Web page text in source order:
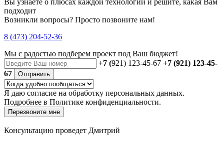
Вы узнаете о плюсах каждой технологии и решите, какая Вам
подходит
Возникли вопросы? Просто позвоните нам!
8 (473) 204-52-36
Мы с радостью подберем проект под Ваш бюджет!
+7 (921) 123-45-67 +7 (921) 123-45-
67
Отправить
Я даю согласие на обработку персональных данных.
Подробнее в Политике конфиденциальности.
Перезвоните мне
Консультацию проведет Дмитрий